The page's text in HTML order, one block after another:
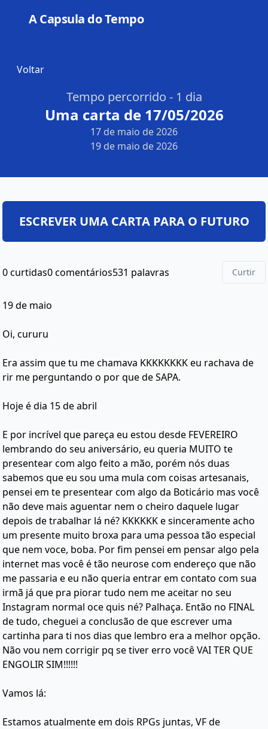
A Capsula do Tempo
Voltar
Tempo percorrido - 1 dia
Uma carta de 17/05/2026
17 de maio de 2026
19 de maio de 2026
0 curtidas0 comentários531 palavras Curtir
19 de maio
Oi, cururu
Era assim que tu me chamava KKKKKKKK eu rachava de
rir me perguntando o por que de SAPA.
Hoje é dia 15 de abril
E por incrível que pareça eu estou desde FEVEREIRO
lembrando do seu aniversário, eu queria MUITO te
presentear com algo feito a mão, porém nós duas
sabemos que eu sou uma mula com coisas artesanais,
pensei em te presentear com algo da Boticário mas você
não deve mais aguentar nem o cheiro daquele lugar
depois de trabalhar lá né? KKKKKK e sinceramente acho
um presente muito broxa para uma pessoa tão especial
que nem voce, boba. Por fim pensei em pensar algo pela
internet mas você é tão neurose com endereço que não
me passaria e eu não queria entrar em contato com sua
irmã já que pra piorar tudo nem me aceitar no seu
Instagram normal oce quis né? Palhaça. Então no FINAL
de tudo, cheguei a conclusão de que escrever uma
cartinha para ti nos dias que lembro era a melhor opção.
Não vou nem corrigir pq se tiver erro você VAI TER QUE
ENGOLIR SIM!!!!!!
Vamos lá:
Estamos atualmente em dois RPGs juntas, VF de
ESCREVER UMA CARTA PARA O FUTURO